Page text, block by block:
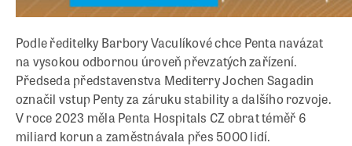
Podle ředitelky Barbory Vaculíkové chce Penta navázat
na vysokou odbornou úroveň převzatých zařízení.
Předseda představenstva Mediterry Jochen Sagadin
označil vstup Penty za záruku stability a dalšího rozvoje.
V roce 2023 měla Penta Hospitals CZ obrat téměř 6
miliard korun a zaměstnávala přes 5000 lidí.